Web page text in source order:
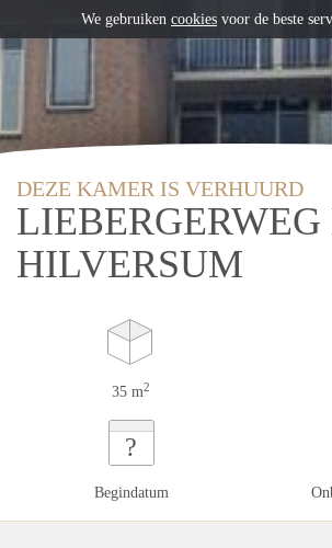
DEZE KAMER IS VERHUURD
HILVERSUM
35 m2
?
Begindatum
We gebruiken cookies voor de beste